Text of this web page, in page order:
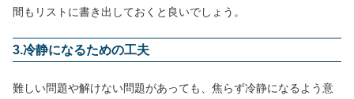
間もリストに書き出しておくと良いでしょう。
3.冷静になるための工夫
難しい問題や解けない問題があっても、焦らず冷静になるよう意